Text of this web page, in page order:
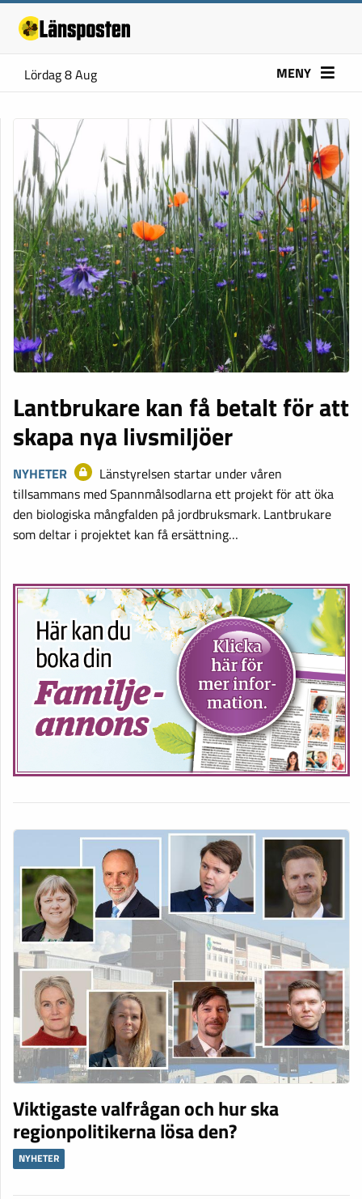
Lördag 8 Aug MENY
Lantbrukare kan få betalt för att
skapa nya livsmiljöer
NYHETER
Länstyrelsen startar under våren
tillsammans med Spannmålsodlarna ett projekt för att öka
den biologiska mångfalden på jordbruksmark. Lantbrukare
som deltar i projektet kan få ersättning…
Viktigaste valfrågan och hur ska
regionpolitikerna lösa den?
NYHETER